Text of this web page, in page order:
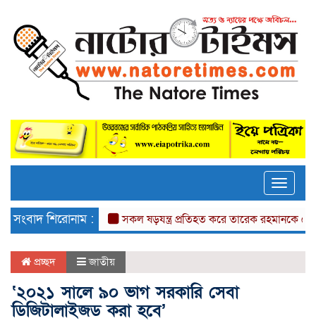
Toggle
সংবাদ শিরোনাম :সকল ষড়যন্ত্র প্রতিহত করে তারেক রহমানকে দেশে
প্রচ্ছদ জাতীয়
‘২০২১ সালে ৯০ ভাগ সরকারি সেবা
ডিজিটালাইজড করা হবে’